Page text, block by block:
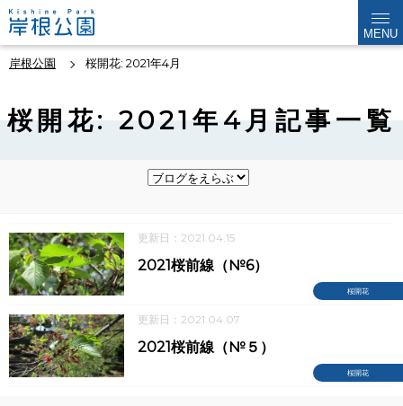
MENU
岸根公園 桜開花: 2021年4月
桜開花: 2021年4月記事一覧
更新日：2021.04.15
桜開花
2021桜前線（№6）
更新日：2021.04.07
桜開花
2021桜前線（№５）